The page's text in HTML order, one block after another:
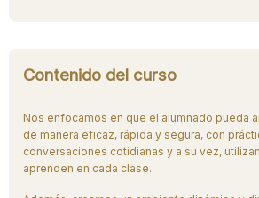
Contenido del curso
Nos enfocamos en que el alumnado pueda
de manera eficaz, rápida y segura, con
conversaciones cotidianas y a su vez,
aprenden en cada clase.